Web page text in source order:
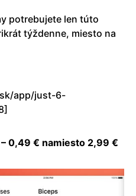
potrebujete len túto
týždenne, miesto na
app/just-6-
0,49 € namiesto 2,99 €